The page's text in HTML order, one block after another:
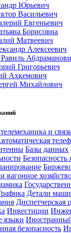
Юрьевич
Васильевич
Евгеньевич
Борисовна
Матвеевич
Алексеевич
Григорьевич
Ахкемович
Михайлович
и
Базы данных
Безопасность
вагонное
Детали
Диспетчерская
Инвестиции
языки
безопасность